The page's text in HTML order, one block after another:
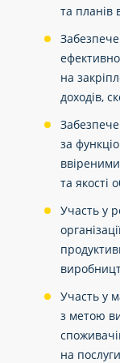
та планів
на
доходів,
за
та якості
Участь у
Участь у
з метою
на